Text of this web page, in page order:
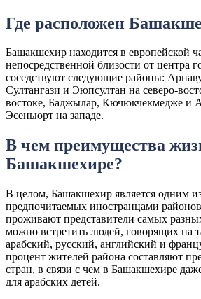
Где расположен
Башакшехир находится в европейской
непосредственной близости от центра
соседствуют следующие районы:
Султангази и Эюпсултан на северо-
востоке, Баджылар, Кючюкчекмедже и
Эсеньюрт на западе.
В чем преимущества
Башакшехире?
В целом, Башакшехир является одним
предпочитаемых иностранцами
проживают представители самых
можно встретить людей, говорящих на
арабский, русский, английский и
процент жителей района составляют
стран, в связи с чем в Башакшехире
для арабских детей.